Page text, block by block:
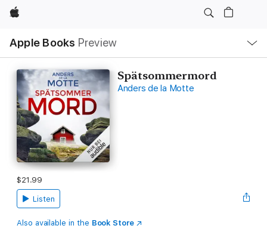
Apple
Apple Books Preview
Nav
Open
Menu
Spätsommermord
Anders de la Motte
$21.99
Listen
Also available in the Book Store